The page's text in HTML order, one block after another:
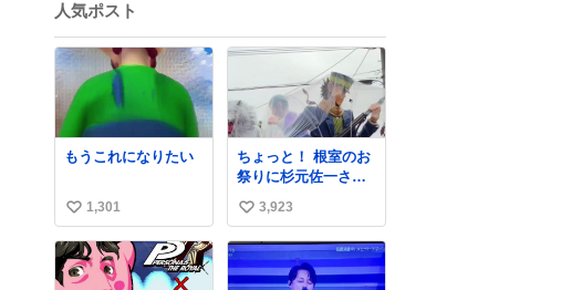
人気ポスト
もうこれになりたい
い
い
ね
1,301
ちょっと！ 根室のお
祭りに杉元佐一さん
いるじゃん！
い
い
ね
3,923